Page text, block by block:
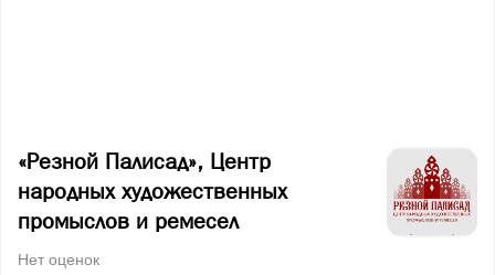
«Резной Палисад», Центр
народных художественных
промыслов и ремесел
Нет оценок